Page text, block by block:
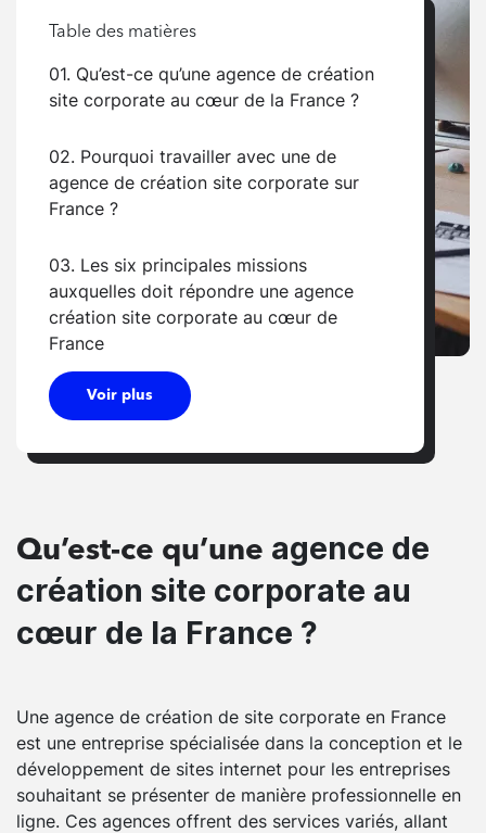
Table des matières
01. Qu’est-ce qu’une agence de création
site corporate au cœur de la France ?
02. Pourquoi travailler avec une de
agence de création site corporate sur
France ?
03. Les six principales missions
auxquelles doit répondre une agence
création site corporate au cœur de
France
Voir plus
Qu’est-ce qu’une agence de
création site corporate au
cœur de la France ?
Une agence de création de site corporate en France
est une entreprise spécialisée dans la conception et le
développement de sites internet pour les entreprises
souhaitant se présenter de manière professionnelle en
ligne. Ces agences offrent des services variés, allant